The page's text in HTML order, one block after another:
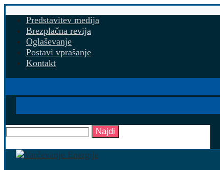
Predstavitev medija
Brezplačna revija
Oglaševanje
Postavi vprašanje
Kontakt
Najdi